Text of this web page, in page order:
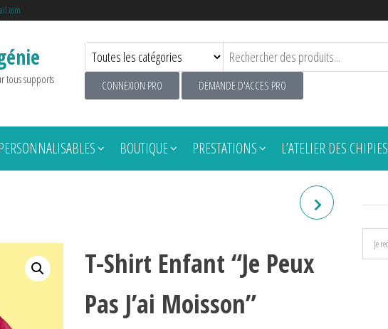
tous supports CONNEXION PRO DEMANDE D'ACCES PRO
PERSONNALISABLES BOUTIQUE PRESTATIONS L’ATELIER DES CHIPIES
T-SHIRT ENFANT "JE PEUX
T-Shirt Enfant “Je Peux
Pas J’ai Moisson”